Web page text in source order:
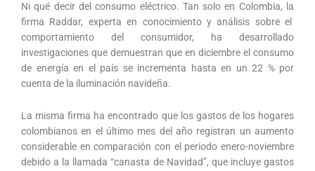
Ni qué decir del consumo eléctrico. Tan solo en Colombia, la
firma Raddar, experta en conocimiento y análisis sobre el
comportamiento del consumidor, ha desarrollado
investigaciones que demuestran que en diciembre el consumo
de energía en el país se incrementa hasta en un 22 % por
cuenta de la iluminación navideña.
La misma firma ha encontrado que los gastos de los hogares
colombianos en el último mes del año registran un aumento
considerable en comparación con el periodo enero-noviembre
debido a la llamada “canasta de Navidad”, que incluye gastos